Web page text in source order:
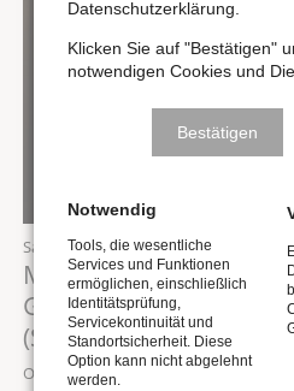
Samstag,05.09.2026, 12:00 Uhr
Mittagskonzert “Junge
Guillaume Nussbaum
(Straßburg/Frankreich)
Ort: Stadtkirche St. Wenzel zu
Datenschutzerklärung.
Klicken Sie auf "Bestätigen"
notwendigen Cookies und
Bestätigen
Notwendig
Tools, die wesentliche
Services und Funktionen
ermöglichen, einschließlich
Identitätsprüfung,
Servicekontinuität und
Standortsicherheit. Diese
Option kann nicht abgelehnt
werden.